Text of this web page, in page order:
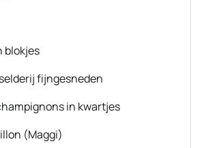
blokjes
fijngesneden
in kwartjes
(Maggi)